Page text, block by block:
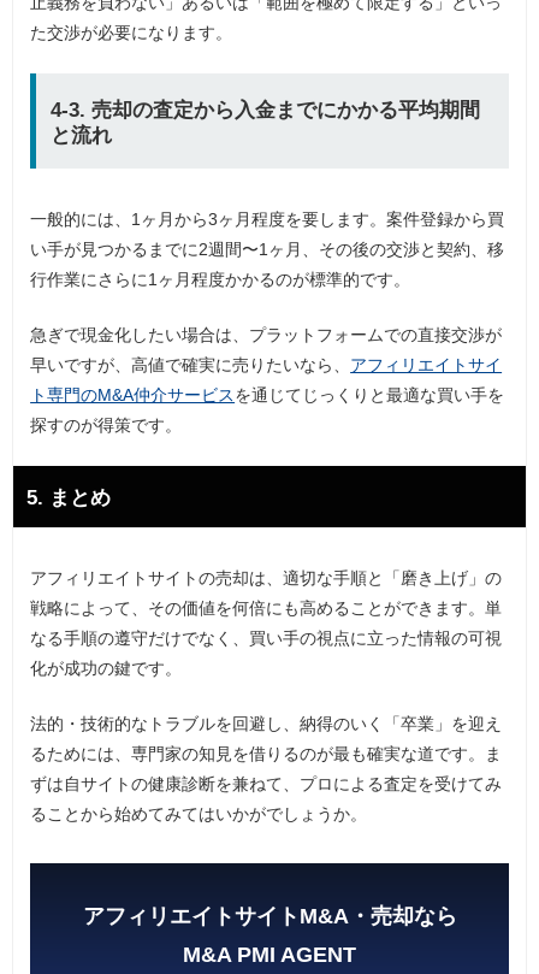
た交渉が必要になります。
4-3. 売却の査定から入金までにかかる平均期間
と流れ
一般的には、1ヶ月から3ヶ月程度を要します。案件登録から買
い手が見つかるまでに2週間〜1ヶ月、その後の交渉と契約、移
行作業にさらに1ヶ月程度かかるのが標準的です。
急ぎで現金化したい場合は、プラットフォームでの直接交渉が
早いですが、高値で確実に売りたいなら、 アフィリエイトサイ
ト専門のM&A仲介サービスを通じてじっくりと最適な買い手を
探すのが得策です。
5. まとめ
アフィリエイトサイトの売却は、適切な手順と「磨き上げ」の
戦略によって、その価値を何倍にも高めることができます。単
なる手順の遵守だけでなく、買い手の視点に立った情報の可視
化が成功の鍵です。
法的・技術的なトラブルを回避し、納得のいく「卒業」を迎え
るためには、専門家の知見を借りるのが最も確実な道です。ま
ずは自サイトの健康診断を兼ねて、プロによる査定を受けてみ
ることから始めてみてはいかがでしょうか。
アフィリエイトサイトM&A・売却なら
M&A PMI AGENT